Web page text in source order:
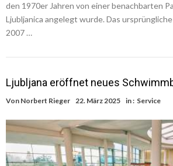
den 1970er Jahren von einer benachbarten
Ljubljanica angelegt wurde. Das
2007 …
Ljubljana eröffnet neues
Von Norbert Rieger 22. März 2025 in : Service